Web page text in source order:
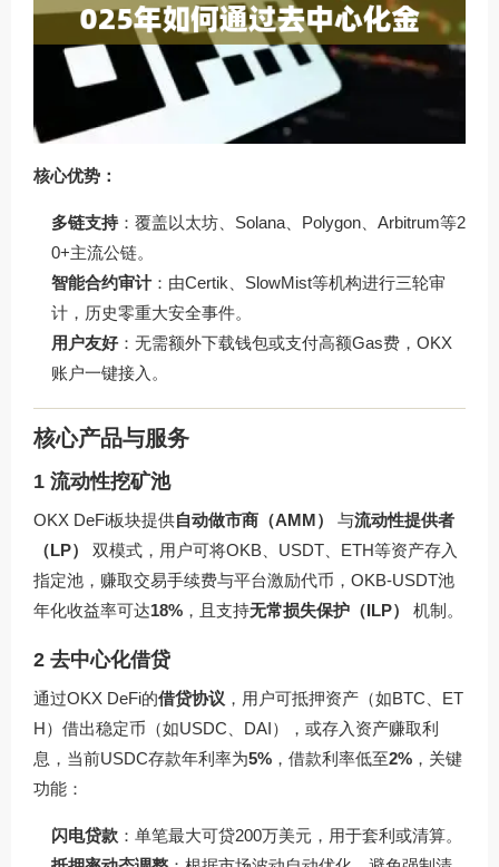
核心优势：
多链支持：覆盖以太坊、Solana、Polygon、Arbitrum等2
0+主流公链。
智能合约审计：由Certik、SlowMist等机构进行三轮审
计，历史零重大安全事件。
用户友好：无需额外下载钱包或支付高额Gas费，OKX
账户一键接入。
核心产品与服务
1 流动性挖矿池
OKX DeFi板块提供自动做市商（AMM） 与流动性提供者
（LP）
双模式，用户可将OKB、USDT、ETH等资产存入
指定池，赚取交易手续费与平台激励代币，OKB-USDT池
年化收益率可达18% ，且支持无常损失保护（ILP） 机制。
2 去中心化借贷
通过OKX DeFi的借贷协议 ，用户可抵押资产（如BTC、ET
H）借出稳定币（如USDC、DAI），或存入资产赚取利
息，当前USDC存款年利率为5% ，借款利率低至2% ，关键
功能：
闪电贷款 ：单笔最大可贷200万美元，用于套利或清算。